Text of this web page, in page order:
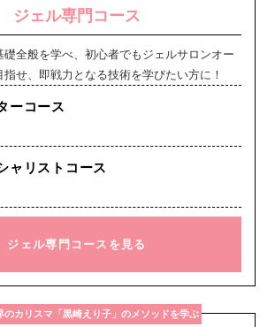
ジェル専門コース
礎全般を学べ、初心者でもジェルサロンオー
せ、即戦力となる技術を学びたい方に！
ーコース
ャリストコース
ジェル専門コースを見る
のカリスマ「黒崎えり子」のメソッドを学ぶ